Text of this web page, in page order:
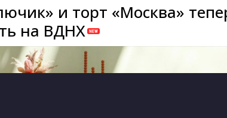
и торт «Москва»
на ВДНХ